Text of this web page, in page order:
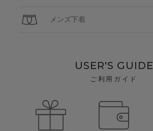
メンズ下着
USER'S GUIDE
ご利用ガイド